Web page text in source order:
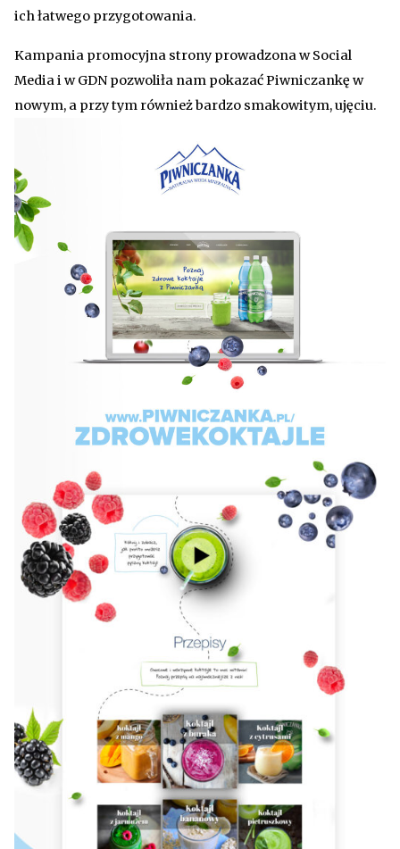
ich łatwego przygotowania.
Kampania promocyjna strony prowadzona w Social
Media i w GDN pozwoliła nam pokazać Piwniczankę w
nowym, a przy tym również bardzo smakowitym, ujęciu.